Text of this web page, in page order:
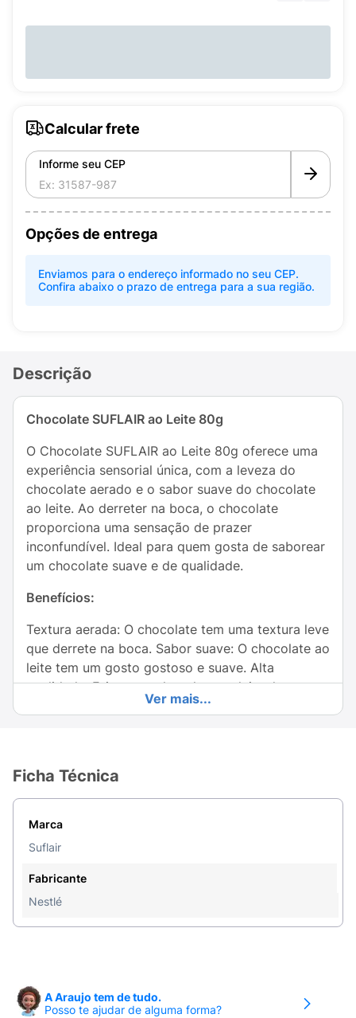
Calcular frete
Informe seu CEP
Opções de entrega
Enviamos para o endereço informado no seu CEP.
Confira abaixo o prazo de entrega para a sua região.
Descrição
Chocolate SUFLAIR ao Leite 80g
O Chocolate SUFLAIR ao Leite 80g oferece uma
experiência sensorial única, com a leveza do
chocolate aerado e o sabor suave do chocolate
ao leite. Ao derreter na boca, o chocolate
proporciona uma sensação de prazer
inconfundível. Ideal para quem gosta de saborear
um chocolate suave e de qualidade.
Benefícios:
Textura aerada: O chocolate tem uma textura leve
que derrete na boca. Sabor suave: O chocolate ao
leite tem um gosto gostoso e suave. Alta
qualidade: Feito com chocolate ao leite da
Nestlé®, garantindo um sabor delicioso. Tamanho
PODE CONTER AMENDOIM, AMÊNDOA,
CASTANHA-DE-CAJU, CASTANHA-DO-PARÁ,
CONTÉM LACTOSE. CONTÉM GLÚTEN.
cacau, massa de cacau, gordura vegetal,
permeado de soro de leite em pó, emulsificantes
lecitina de soja e poliglicerol polirricinoleato e
LEITE E DE SOJA. PODE CONTER AMENDOIM,
AMÊNDOA, CASTANHA-DE-CAJU, CASTANHA-
Ver mais...
Ficha Técnica
Marca
Suflair
Fabricante
Nestlé
A Araujo tem de tudo.
Posso te ajudar de alguma forma?